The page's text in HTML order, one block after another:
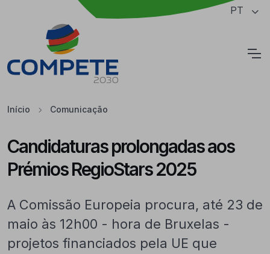
Saltar para o conteúdo principal da página PT
Início Comunicação
Candidaturas prolongadas aos
Prémios RegioStars 2025
A Comissão Europeia procura, até 23 de
maio às 12h00 - hora de Bruxelas -
projetos financiados pela UE que